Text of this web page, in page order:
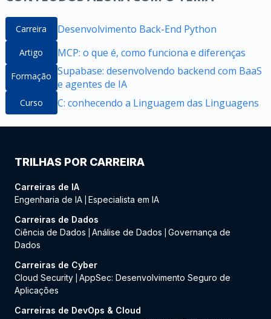
Carreira Desenvolvimento Back-End Python
Artigo MCP: o que é, como funciona e diferenças
Formação Supabase: desenvolvendo backend com BaaS
e agentes de IA
Curso C: conhecendo a Linguagem das Linguagens
TRILHAS POR CARREIRA
Carreiras de IA
Engenharia de IA Especialista em IA
Carreiras de Dados
Ciência de Dados
Análise de Dados
Governança de
Dados
Carreiras de Cyber
Cloud Security AppSec: Desenvolvimento Seguro de
Aplicações
Carreiras de DevOps & Cloud